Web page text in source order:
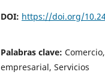
DOI: https://doi.org/
Palabras clave:
empresarial, Servicios